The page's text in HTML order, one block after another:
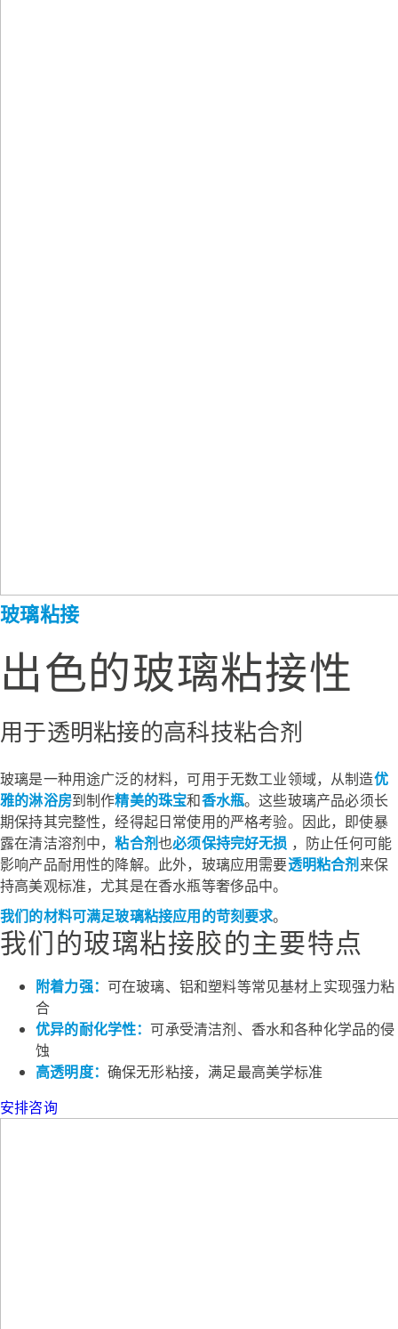
玻璃粘接
出色的玻璃粘接性
用于透明粘接的高科技粘合剂
玻璃是一种用途广泛的材料，可用于无数工业领域，从制造优
雅的淋浴房到制作精美的珠宝和香水瓶。这些玻璃产品必须长
期保持其完整性，经得起日常使用的严格考验。因此，即使暴
露在清洁溶剂中，粘合剂也必须保持完好无损 ，防止任何可能
影响产品耐用性的降解。此外，玻璃应用需要透明粘合剂来保
持高美观标准，尤其是在香水瓶等奢侈品中。
我们的材料可满足玻璃粘接应用的苛刻要求。
我们的玻璃粘接胶的主要特点
附着力强： 可在玻璃、铝和塑料等常见基材上实现强力粘
合
优异的耐化学性： 可承受清洁剂、香水和各种化学品的侵
蚀
高透明度： 确保无形粘接，满足最高美学标准
安排咨询